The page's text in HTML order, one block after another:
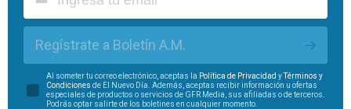
Regístrate a Boletín A.M.
Al someter tu correo electrónico, aceptas la Política de Privacidad yTérminos y
Condiciones de El Nuevo Día. Además, aceptas recibir información u ofertas
especiales de productos o servicios de GFR Media, sus afiliadas o de terceros.
Podrás optar salirte de los boletines en cualquier momento.